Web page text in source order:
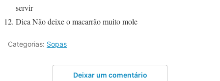
servir
Dica Não deixe o macarrão muito mole
Categorias: Sopas
Deixar um comentário